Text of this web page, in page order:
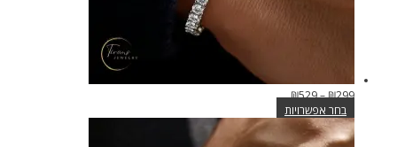
₪299
–
₪529 טווח
מחירים:בחר אפשרויות
למוצר
זה